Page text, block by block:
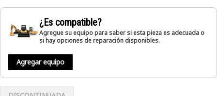
¿Es compatible?
Agregue su equipo para saber si esta pieza es adecuada o
si hay opciones de reparación disponibles.
Agregar equipo